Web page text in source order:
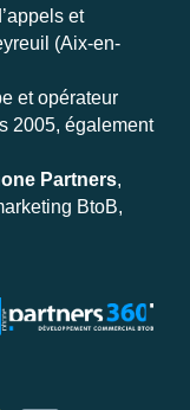
et
(Aix-en-
et opérateur
2005, également
Partners,
BtoB,